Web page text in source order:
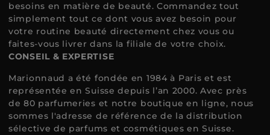
besoins en matière de beauté. Commandez tout
simplement tout ce dont vous avez besoin pour
votre routine beauté directement chez vous ou
faites-vous livrer dans la filiale de votre choix.
CONSEIL & EXPERTISE
Marionnaud a été fondée en 1984 à Paris et est
représentée en Suisse depuis l’an 2000. Avec près
de 80 parfumeries et notre boutique en ligne, nous
sommes l'adresse de référence de la distribution
sélective de parfums et cosmétiques en Suisse.